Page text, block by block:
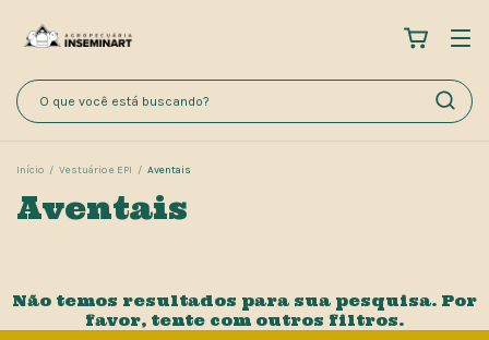
Início / Vestuário e EPI / Aventais
Aventais
Não temos resultados para sua pesquisa. Por
favor, tente com outros filtros.